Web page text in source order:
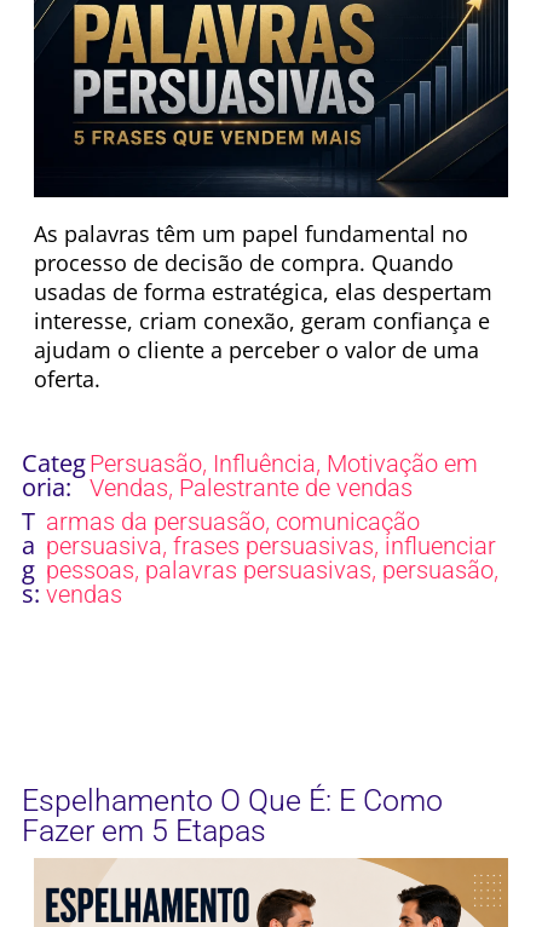
As palavras têm um papel fundamental no
processo de decisão de compra. Quando
usadas de forma estratégica, elas despertam
interesse, criam conexão, geram confiança e
ajudam o cliente a perceber o valor de uma
oferta.
Categ
oria:
Persuasão, Influência, Motivação em
Vendas, Palestrante de vendas
T
a
g
s:
armas da persuasão, comunicação
persuasiva, frases persuasivas, influenciar
pessoas, palavras persuasivas, persuasão,
vendas
Espelhamento O Que É: E Como
Fazer em 5 Etapas